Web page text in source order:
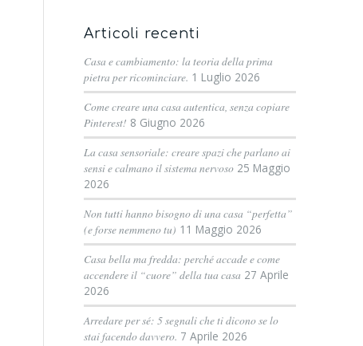
Articoli recenti
Casa e cambiamento: la teoria della prima
pietra per ricominciare. 1 Luglio 2026
Come creare una casa autentica, senza copiare
Pinterest! 8 Giugno 2026
La casa sensoriale: creare spazi che parlano ai
sensi e calmano il sistema nervoso 25 Maggio
2026
Non tutti hanno bisogno di una casa “perfetta”
(e forse nemmeno tu) 11 Maggio 2026
Casa bella ma fredda: perché accade e come
accendere il “cuore” della tua casa 27 Aprile
2026
Arredare per sé: 5 segnali che ti dicono se lo
stai facendo davvero. 7 Aprile 2026